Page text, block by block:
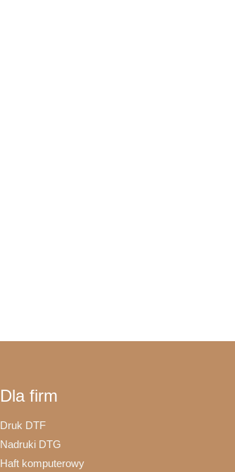
Dla firm
Druk DTF
Nadruki DTG
Haft komputerowy